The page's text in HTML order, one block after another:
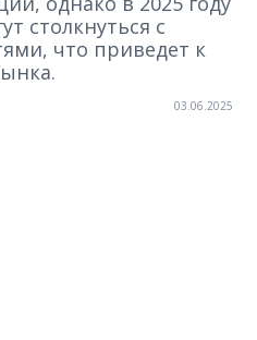
столкнуться с
что приведет к
03.06.2025